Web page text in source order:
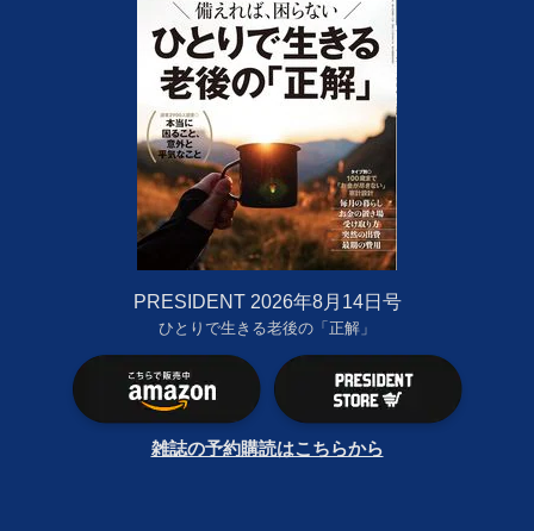
PRESIDENT 2026年8月14日号
ひとりで生きる老後の「正解」
雑誌の予約購読はこちらから